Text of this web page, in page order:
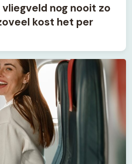
nog nooit zo
kost het per